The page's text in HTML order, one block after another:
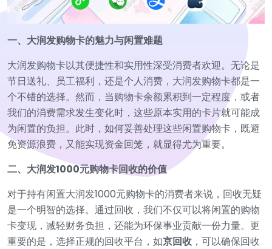
一、大润发购物卡的魅力与闲置难题
大润发购物卡以其便捷性和实用性深受消费者欢迎。无论是
节日送礼、员工福利，还是个人消费，大润发购物卡都是一
个不错的选择。然而，当购物卡余额累积到一定程度，或者
我们的消费需求发生变化时，这些原本实用的卡片就可能成
为闲置的负担。此时，如何妥善处理这些闲置购物卡，既避
免资源浪费，又能实现资金回笼，就显得尤为重要。
二、大润发1000元购物卡回收的价值
对于持有闲置大润发1000元购物卡的消费者来说，回收无疑
是一个明智的选择。通过回收，我们不仅可以将闲置的购物
卡变现，减轻财务负担，还能为环保事业贡献一份力量。更
重要的是，选择正规的回收平台，如京回收，可以确保回收